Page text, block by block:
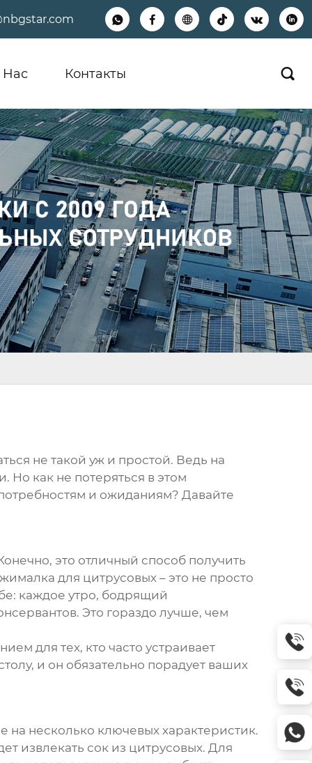
     
Контакты 
не такой уж и простой. Ведь на
как не потеряться в этом
и ожиданиям? Давайте
это отличный способ получить
для цитрусовых– это не просто
каждое утро, бодрящий
Это гораздо лучше, чем
для тех, кто часто устраивает
и он обязательно порадует ваших
на несколько ключевых характеристик.
извлекать сок из цитрусовых. Для